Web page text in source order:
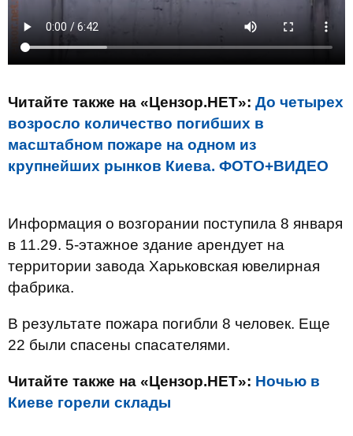
Читайте также на «Цензор.НЕТ»: До четырех
возросло количество погибших в
масштабном пожаре на одном из
крупнейших рынков Киева. ФОТО+ВИДЕО
Информация о возгорании поступила 8 января
в 11.29. 5-этажное здание арендует на
территории завода Харьковская ювелирная
фабрика.
В результате пожара погибли 8 человек. Еще
22 были спасены спасателями.
Читайте также на «Цензор.НЕТ»: Ночью в
Киеве горели склады